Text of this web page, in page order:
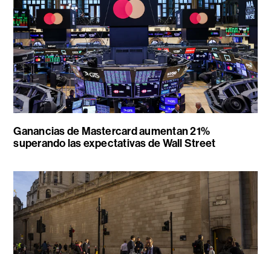
Ganancias de Mastercard aumentan 21%
superando las expectativas de Wall Street